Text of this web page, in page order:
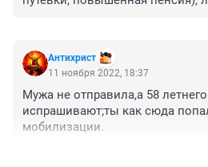
или они все неудачники,
Антихрист
11 ноября 2022, 18:37
Мужа не отправила,а 58
испрашивают;ты как сюда
мобилизации.